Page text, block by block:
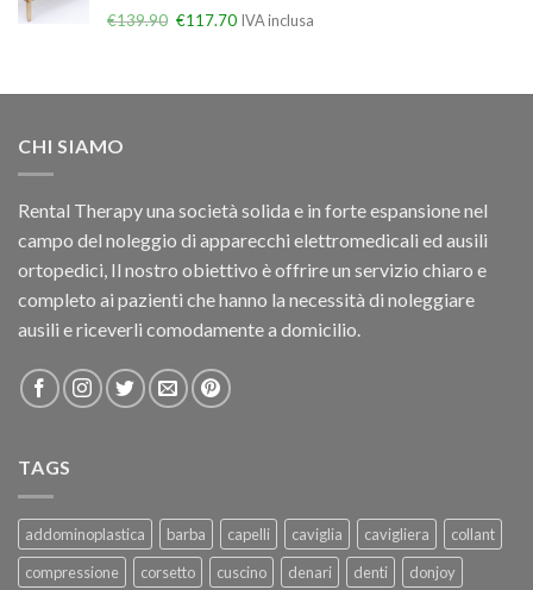
€139.90 €117.70 IVA inclusa
CHI SIAMO
Rental Therapy una società solida e in forte espansione nel
campo del noleggio di apparecchi elettromedicali ed ausili
ortopedici, Il nostro obiettivo è offrire un servizio chiaro e
completo ai pazienti che hanno la necessità di noleggiare
ausili e riceverli comodamente a domicilio.
TAGS
addominoplastica barba capelli caviglia cavigliera
collant
compressione
corsetto cuscino denari denti
donjoy